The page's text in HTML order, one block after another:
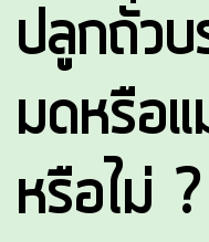
ปลูกถั่วบ
มดหรือ
หรือไม่ ?